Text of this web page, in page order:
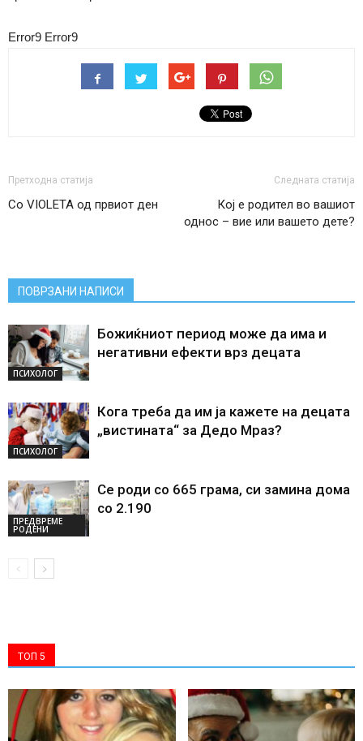
Error9 Error9
Претходна статија
Сo VIOLETA од првиот ден
Следната статија
Кој е родител во вашиот
однос – вие или вашето дете?
ПОВРЗАНИ НАПИСИ
ПСИХОЛОГ
Божиќниот период може да има и
негативни ефекти врз децата
ПСИХОЛОГ
Кога треба да им ја кажете на децата
„вистината“ за Дедо Мраз?
ПРЕДВРЕМЕ
РОДЕНИ
Се роди со 665 грама, си замина дома
со 2.190
ТОП 5